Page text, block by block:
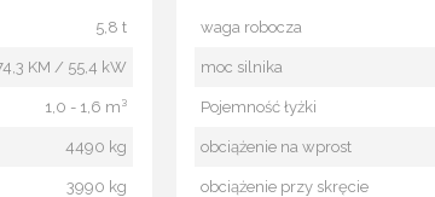
5,8 t
KM / 55,4 kW
1,0 - 1,6 m³
4490 kg
3990 kg
waga robocza
moc silnika
Pojemność łyżki
obciążenie na wprost
obciążenie przy skręcie